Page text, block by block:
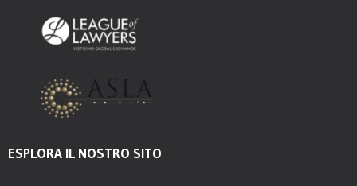
ESPLORA IL NOSTRO SITO